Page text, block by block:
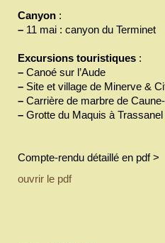
Canyon :
– 11 mai : canyon du Terminet
Excursions touristiques :
– Canoé sur l’Aude
– Site et village de Minerve &
– Carrière de marbre de
– Grotte du Maquis à Trassanel
Compte-rendu détaillé en pdf >
ouvrir le pdf